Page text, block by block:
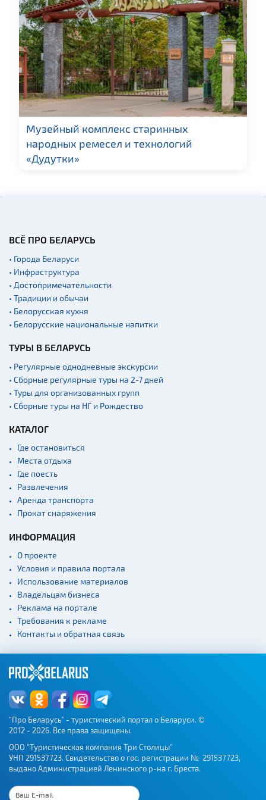
Ратуши
Монастыри
Костелы
Театры
Начало и окончание
экскурсий: г. Минск
Музейный комплекс старинных
народных ремесел и технологий
«Дудутки»
ВСЁ ПРО БЕЛАРУСЬ
• Города Беларуси
• Инфраструктура
• Достопримечательности
• Традиции и обычаи
• Белорусская кухня
• Белорусские национальные напитки
ТУРЫ В БЕЛАРУСЬ
• Регулярные однодневные экскурсии
• Сборные регулярные туры на 2-7 дней
• Туры для организованных групп
• Сборные туры на НГ и Рождество
КАТАЛОГ
Где остановиться
Места отдыха
Где поесть
Развлечения
Аренда транспорта
Прокат снаряжения
ИНФОРМАЦИЯ
О проекте
Условия и правила портала
Использование материалов
Владельцам бизнеса
Реклама на портале
Требования к рекламе
Контакты и обратная связь
"Про Беларусь" - туристический портал о Беларуси. ©
2012 - 2026. Все права защищены.
ООО "Туристическая компания Три Столицы"
УНП 291537723. Свидетельство о гос. регистрации № 291537723,
выдано Администрацией Ленинского р-на г. Бреста.